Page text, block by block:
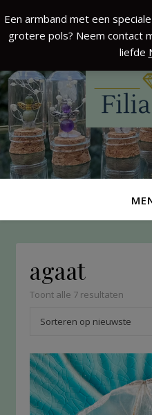
Een armband met een
grotere pols? Neem contact
liefde
agaat
Toont alle 7 resultaten